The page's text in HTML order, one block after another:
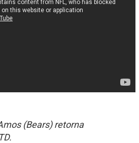
(Bears) retorna